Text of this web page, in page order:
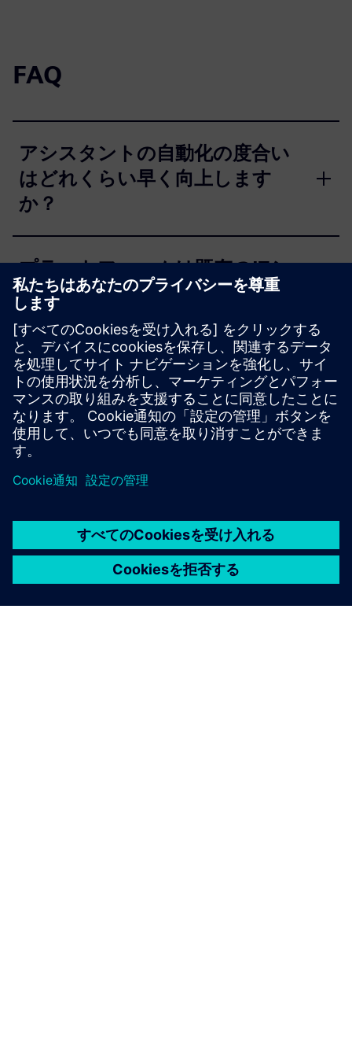
FAQ
アシスタントの自動化の度合い
はどれくらい早く向上します
か？
プラットフォームは既存のITシ
ステムとどのように統合されま
すか？
どの通信チャネルがサポートさ
れていますか？